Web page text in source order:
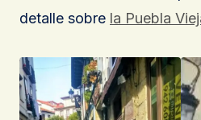
detalle sobre la Puebla